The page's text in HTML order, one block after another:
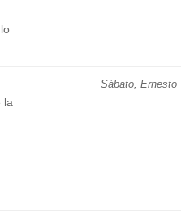
Sábato, Ernesto
la